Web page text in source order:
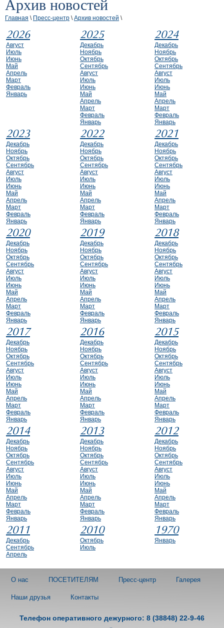
Архив новостей
Главная \ Пресс-центр \Архив новостей \
2026
Август
Июль
Июнь
Май
Апрель
Март
Февраль
Январь
2025
Декабрь
Ноябрь
Октябрь
Сентябрь
Август
Июль
Июнь
Май
Апрель
Март
Февраль
Январь
2024
Декабрь
Ноябрь
Октябрь
Сентябрь
Август
Июль
Июнь
Май
Апрель
Март
Февраль
Январь
2023
Декабрь
Ноябрь
Октябрь
Сентябрь
Август
Июль
Июнь
Май
Апрель
Март
Февраль
Январь
2022
Декабрь
Ноябрь
Октябрь
Сентябрь
Август
Июль
Июнь
Май
Апрель
Март
Февраль
Январь
2021
Декабрь
Ноябрь
Октябрь
Сентябрь
Август
Июль
Июнь
Май
Апрель
Март
Февраль
Январь
2020
Декабрь
Ноябрь
Октябрь
Сентябрь
Август
Июль
Июнь
Май
Апрель
Март
Февраль
Январь
2019
Декабрь
Ноябрь
Октябрь
Сентябрь
Август
Июль
Июнь
Май
Апрель
Март
Февраль
Январь
2018
Декабрь
Ноябрь
Октябрь
Сентябрь
Август
Июль
Июнь
Май
Апрель
Март
Февраль
Январь
2017
Декабрь
Ноябрь
Октябрь
Сентябрь
Август
Июль
Июнь
Май
Апрель
Март
Февраль
Январь
2016
Декабрь
Ноябрь
Октябрь
Сентябрь
Август
Июль
Июнь
Май
Апрель
Март
Февраль
Январь
2015
Декабрь
Ноябрь
Октябрь
Сентябрь
Август
Июль
Июнь
Май
Апрель
Март
Февраль
Январь
2014
Декабрь
Ноябрь
Октябрь
Сентябрь
Август
Июль
Июнь
Май
Апрель
Март
Февраль
Январь
2013
Декабрь
Ноябрь
Октябрь
Сентябрь
Август
Июль
Июнь
Май
Апрель
Март
Февраль
Январь
2012
Декабрь
Ноябрь
Октябрь
Сентябрь
Август
Июль
Июнь
Май
Апрель
Март
Февраль
Январь
2011
Декабрь
Сентябрь
Апрель
2010
Октябрь
Июль
1970
Январь
О нас ПОСЕТИТЕЛЯМ Пресс-центр Галерея
Наши друзья Контакты
Телефон оперативного дежурного: 8 (38848) 22-9-46